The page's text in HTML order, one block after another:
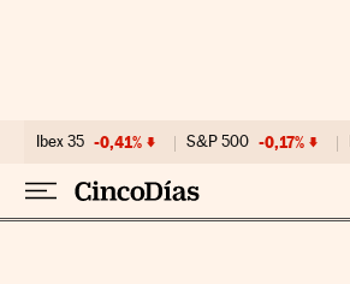
Ibex 35 -0,41% S&P 500 -0,17%